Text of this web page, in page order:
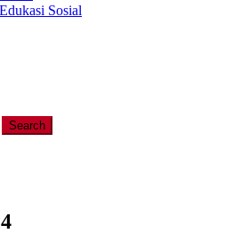
Sosial
Search